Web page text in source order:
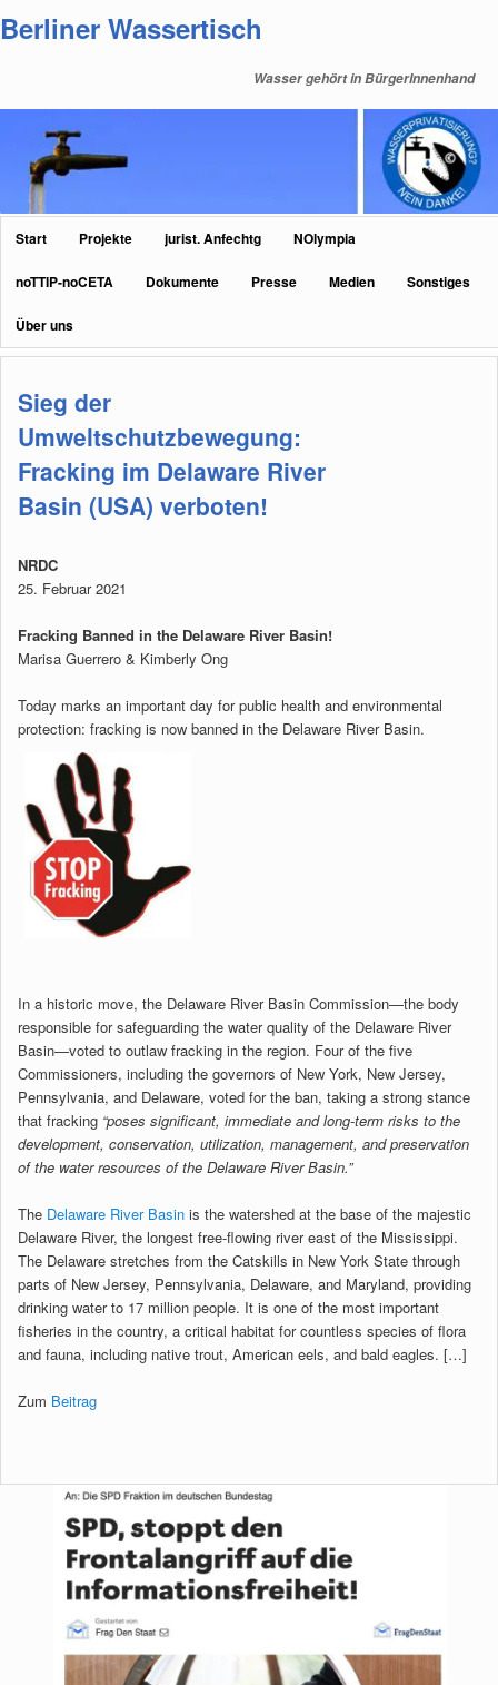
primären
sekundären
Berliner Wassertisch
Wasser gehört in BürgerInnenhand
Hauptmenü
Start Projekte jurist. Anfechtg NOlympia
noTTIP-noCETA Dokumente Presse Medien Sonstiges
Über uns
Sieg der
Umweltschutzbewegung:
Fracking im Delaware River
Basin (USA) verboten!
NRDC
25. Februar 2021
Fracking Banned in the Delaware River Basin!
Marisa Guerrero & Kimberly Ong
Today marks an important day for public health and environmental
protection: fracking is now banned in the Delaware River Basin.
In a historic move, the Delaware River Basin Commission—the body
responsible for safeguarding the water quality of the Delaware River
Basin—voted to outlaw fracking in the region. Four of the five
Commissioners, including the governors of New York, New Jersey,
Pennsylvania, and Delaware, voted for the ban, taking a strong stance
that fracking “poses significant, immediate and long-term risks to the
development, conservation, utilization, management, and preservation
of the water resources of the Delaware River Basin.”
The Delaware River Basin is the watershed at the base of the majestic
Delaware River, the longest free-flowing river east of the Mississippi.
The Delaware stretches from the Catskills in New York State through
parts of New Jersey, Pennsylvania, Delaware, and Maryland, providing
drinking water to 17 million people. It is one of the most important
fisheries in the country, a critical habitat for countless species of flora
and fauna, including native trout, American eels, and bald eagles. […]
Zum Beitrag